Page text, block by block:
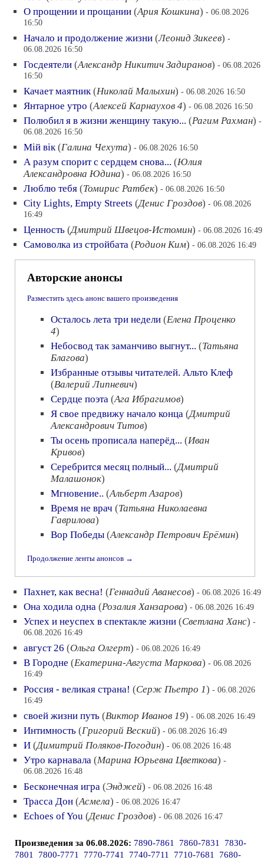
О прощении и прощании (Ария Кошкина) - 06.08.2026
16:50
Начало и продолжение жизни (Леонид Зикеев) -
06.08.2026 16:50
Госдеятели (Александр Никитич Задиранов) - 06.08.2026
16:50
Качает маятник(Николай Малыхин) - 06.08.2026 16:50
Янтарное утро (Алексей Карнаухов 4) - 06.08.2026 16:50
Полюбил я в жизни женщину такую... (Рагим Рахман) -
06.08.2026 16:50
Мiй вiк(Галина Чехута) - 06.08.2026 16:50
А разум спорит с сердцем снова... (Юлия
Александровна Юдина) - 06.08.2026 16:50
Люблю тебя (Томирис Ратбек) - 06.08.2026 16:50
City Lights, Empty Streets (Денис Гроздов) - 06.08.2026
16:49
Ценность (Дмитрий Швецов-Истомин) - 06.08.2026 16:49
Самоволка из стройбата (Родион Ким) - 06.08.2026 16:49
Авторские анонсы
Разместить здесь анонс вашего произведения
Осталось лета три недели (Елена Проценко
4)
Небосвод так заманчиво выгнут... (Татьяна
Благова)
Избранные отзывы читателей. Альто Клеф
(Валерий Липневич)
Сердце поэта (Ага Ибрагимов)
Я свое предвижу начало конца (Дмитрий
Александрович Титов)
Ты осень прописала наперёд... (Иван
Кривов)
Серебрится месяц полный... (Дмитрий
Малашонок)
Мгновение.. (Альберт Азаров)
Время не врач (Татьяна Николаевна
Гаврилова)
Вор Победы (Александр Петрович Ерёмин)
Продолжение ленты анонсов →
Пахнет, как весна! (Геннадий Аванесов) - 06.08.2026 16:49
Она ходила одна (Розалия Ханзарова) - 06.08.2026 16:49
Успех и неуспех в спектакле жизни (Светлана Ханс) -
06.08.2026 16:49
август 26 (Ольга Олгерт) - 06.08.2026 16:49
В Городне (Екатерина-Августа Маркова) - 06.08.2026
16:49
Россия - великая страна! (Серж Пьетро 1) - 06.08.2026
16:49
своей жизни путь (Виктор Иванов 19) - 06.08.2026 16:49
Интимность (Григорий Веский) - 06.08.2026 16:49
И (Димитрий Поляков-Погодин) - 06.08.2026 16:48
Утро карнавала (Марина Юрьевна Цветкова) -
06.08.2026 16:48
Бесконечная игра (Энджей) - 06.08.2026 16:48
Трасса Дон (Асмела) - 06.08.2026 16:47
Echoes of You (Денис Гроздов) - 06.08.2026 16:47
Произведения за 06.08.2026: 7890-7861 7860-7831
7830-
7801
7800-7771 7770-7741 7740-7711 7710-7681
7680-